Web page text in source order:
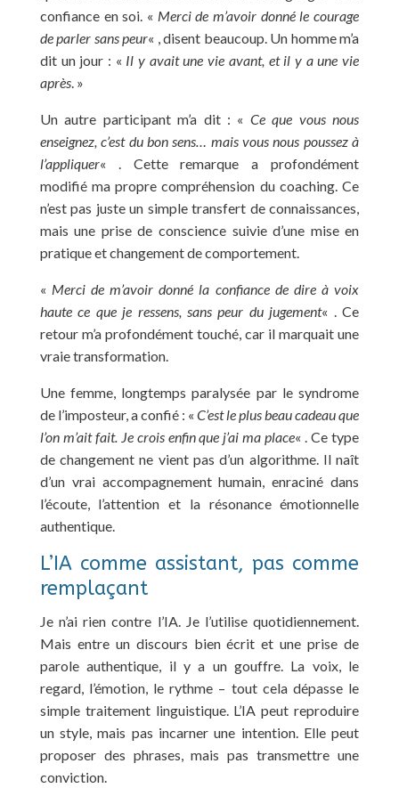
confiance en soi. « Merci de m’avoir donné le courage
de parler sans peur« , disent beaucoup. Un homme m’a
dit un jour : « Il y avait une vie avant, et il y a une vie
après. »
Un autre participant m’a dit : « Ce que vous nous
enseignez, c’est du bon sens… mais vous nous poussez à
l’appliquer« . Cette remarque a profondément
modifié ma propre compréhension du coaching. Ce
n’est pas juste un simple transfert de connaissances,
mais une prise de conscience suivie d’une mise en
pratique et changement de comportement.
« Merci de m’avoir donné la confiance de dire à voix
haute ce que je ressens, sans peur du jugement« . Ce
retour m’a profondément touché, car il marquait une
vraie transformation.
Une femme, longtemps paralysée par le syndrome
de l’imposteur, a confié : «C’est le plus beau cadeau que
l’on m’ait fait. Je crois enfin que j’ai ma place« . Ce type
de changement ne vient pas d’un algorithme. Il naît
d’un vrai accompagnement humain, enraciné dans
l’écoute, l’attention et la résonance émotionnelle
authentique.
L’IA comme assistant, pas comme
remplaçant
Je n’ai rien contre l’IA. Je l’utilise quotidiennement.
Mais entre un discours bien écrit et une prise de
parole authentique, il y a un gouffre. La voix, le
regard, l’émotion, le rythme – tout cela dépasse le
simple traitement linguistique. L’IA peut reproduire
un style, mais pas incarner une intention. Elle peut
proposer des phrases, mais pas transmettre une
conviction.